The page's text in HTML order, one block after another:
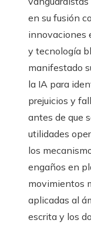
en su fusión
innovaciones
y tecnología
manifestado
la IA para
prejuicios y
antes de que
utilidades
los
engaños en
movimientos
aplicadas al
escrita y los